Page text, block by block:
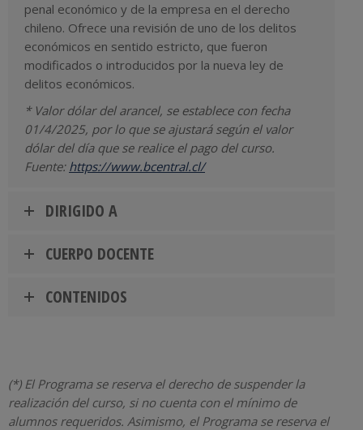
penal económico y de la empresa en el derecho
chileno. Ofrece una revisión de uno de los delitos
económicos en sentido estricto, que fueron
modificados o introducidos por la nueva ley de
delitos económicos.
* Valor dólar del arancel, se establece con fecha
01/4/2025, por lo que se ajustará según el valor
dólar del día que se realice el pago del curso.
Fuente: https://www.bcentral.cl/
DIRIGIDO A
CUERPO DOCENTE
CONTENIDOS
(*) El Programa se reserva el derecho de suspender la
realización del curso, si no cuenta con el mínimo de
alumnos requeridos. Asimismo, el Programa se reserva el